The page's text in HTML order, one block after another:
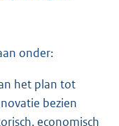
onder:
het plan tot
bezien
economisch